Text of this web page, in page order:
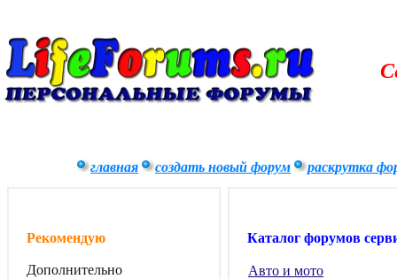
главная создать новый форум раскрутка
Рекомендую
Дополнительно
Каталог форумов
Авто и мото